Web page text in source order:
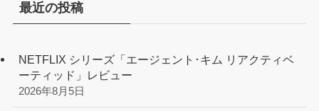
最近の投稿
NETFLIX シリーズ「エージェント･キム リアクティベ
ーティッド」レビュー
2026年8月5日